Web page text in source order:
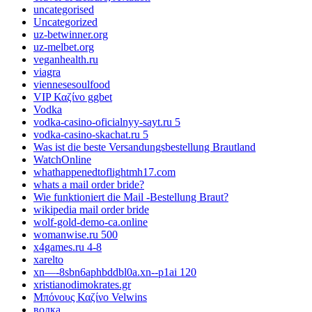
uncategorised
Uncategorized
uz-betwinner.org
uz-melbet.org
veganhealth.ru
viagra
viennesesoulfood
VIP Καζίνο ggbet
Vodka
vodka-casino-oficialnyy-sayt.ru 5
vodka-casino-skachat.ru 5
Was ist die beste Versandungsbestellung Brautland
WatchOnline
whathappenedtoflightmh17.com
whats a mail order bride?
Wie funktioniert die Mail -Bestellung Braut?
wikipedia mail order bride
wolf-gold-demo-ca.online
womanwise.ru 500
x4games.ru 4-8
xarelto
xn—-8sbn6aphbddbl0a.xn--p1ai 120
xristianodimokrates.gr
Μπόνους Καζίνο Velwins
водка